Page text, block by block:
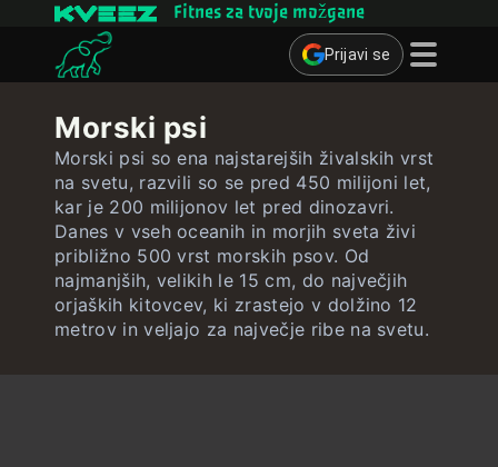
Fitnes za tvoje možgane
Prijavi se
Kvizi
Učne kartice
Interaktivne vaje
Uporabnik
Ustvari učne kartice
Morski psi
Morski psi so ena najstarejših živalskih vrst
na svetu, razvili so se pred 450 milijoni let,
kar je 200 milijonov let pred dinozavri.
Danes v vseh oceanih in morjih sveta živi
približno 500 vrst morskih psov. Od
najmanjših, velikih le 15 cm, do največjih
orjaških kitovcev, ki zrastejo v dolžino 12
metrov in veljajo za največje ribe na svetu.